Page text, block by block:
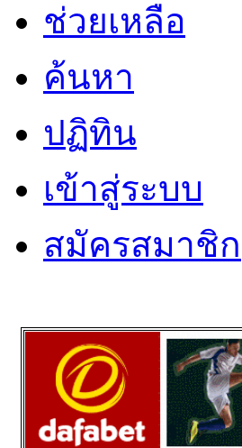
ช่วยเหลือ
ค้นหา
ปฏิทิน
เข้าสู่ระบบ
สมัครสมาชิก